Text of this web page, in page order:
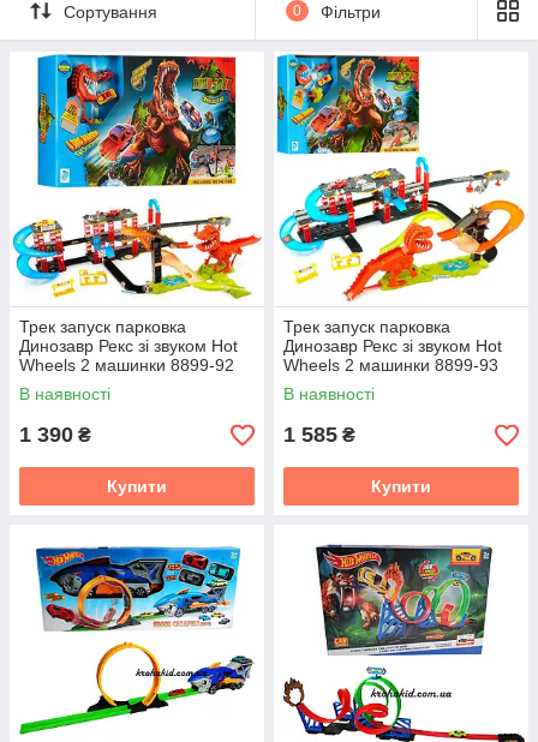
Сортування 0 Фільтри
Трек запуск парковка
Динозавр Рекс зі звуком Hot
Wheels 2 машинки 8899-92
В наявності
1 390 ₴
Купити
Трек запуск парковка
Динозавр Рекс зі звуком Hot
Wheels 2 машинки 8899-93
В наявності
1 585 ₴
Купити